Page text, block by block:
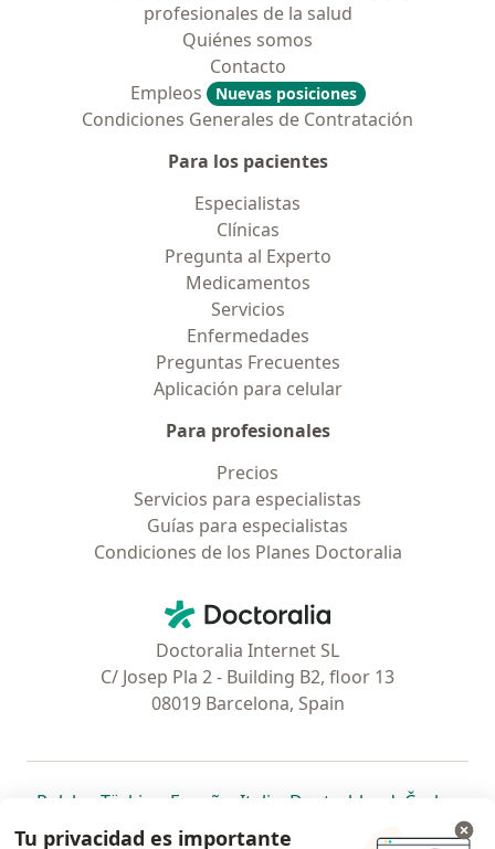
profesionales de la salud
Quiénes somos
Contacto
Empleos
Nuevas posiciones
Condiciones Generales de Contratación
Para los pacientes
Especialistas
Clínicas
Pregunta al Experto
Medicamentos
Servicios
Enfermedades
Preguntas Frecuentes
Aplicación para celular
Para profesionales
Precios
Servicios para especialistas
Guías para especialistas
Condiciones de los Planes Doctoralia
Doctoralia - Página de inicio
Doctoralia Internet SL
C/ Josep Pla 2 - Building B2, floor 13
08019 Barcelona, Spain
Polska se abre en una nueva pestaña
Türkiye se abre en una nueva pestaña
España se abre en una nueva pestaña
Italia se abre en una nueva
Deutschlandse abre en
Česko
Portugal
se abre en una nueva pestaña
México se abre en una nueva pestaña
Chile se abre en una nueva pestaña
Brasil se abre en una nueva
se abre en
se
Tu privacidad es importante